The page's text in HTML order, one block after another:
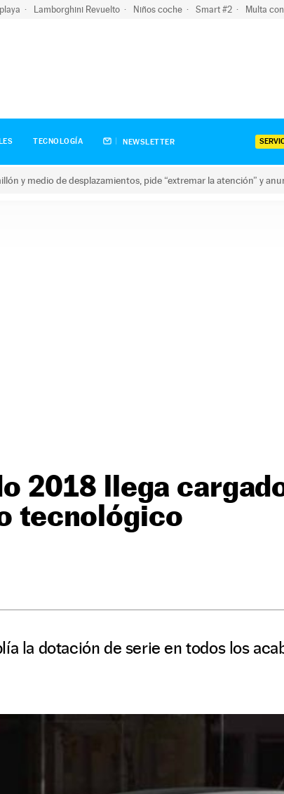
Lamborghini Revuelto Niños coche Smart #2 Multa
TECNOLOGÍA NEWSLETTER
y medio de desplazamientos, pide “extremar la atención” y
2018 llega
tecnológico
la dotación de serie en todos los